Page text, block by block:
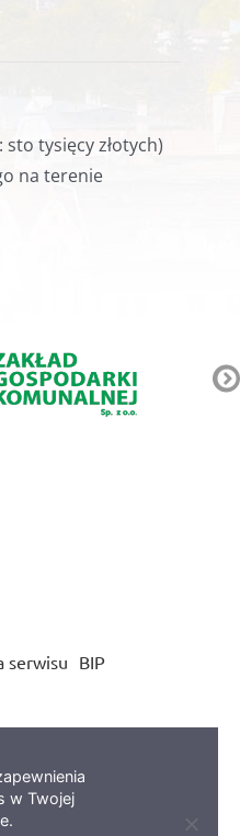
tysięcy złotych)
na terenie
serwisu BIP
w Twojej